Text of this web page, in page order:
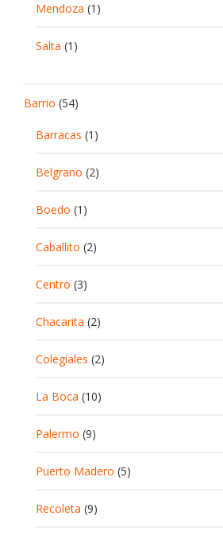
Mendoza (1)
Salta (1)
Barrio (54)
Barracas (1)
Belgrano (2)
Boedo (1)
Caballito (2)
Centro (3)
Chacarita (2)
Colegiales (2)
La Boca (10)
Palermo (9)
Puerto Madero (5)
Recoleta (9)